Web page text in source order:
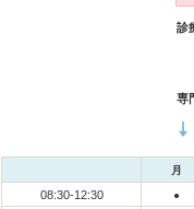
診
専
月
08:30-12:30 ●